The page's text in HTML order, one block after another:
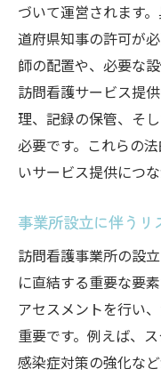
づいて運営されます
道府県知事の許可が
師の配置や、必要な
訪問看護サービス提
理、記録の保管、そ
必要です。これらの
いサービス提供につな
事業所設立に伴うリ
訪問看護事業所の設
に直結する重要な要
アセスメントを行い
重要です。例えば、
感染症対策の強化な